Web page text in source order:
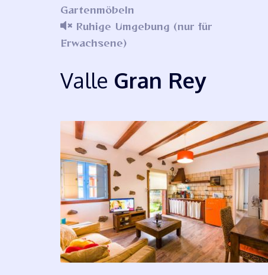
Gartenmöbeln
Ruhige Umgebung (nur für
Erwachsene)
Valle Gran Rey